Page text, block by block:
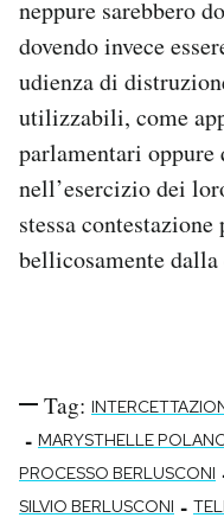
neppure sarebbero
dovendo invece
udienza di
utilizzabili, come
parlamentari
nell’esercizio dei
stessa
bellicosamente dalla
Tag:
- MARYSTHELLE
PROCESSO BERLUSCONI
SILVIO BERLUSCONI -